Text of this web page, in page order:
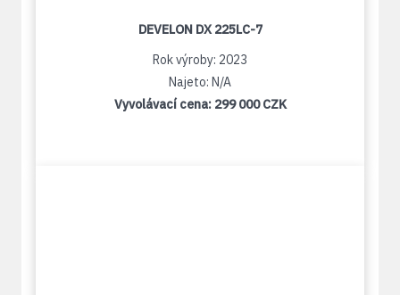
DEVELON DX 225LC-7
Rok výroby: 2023
Najeto: N/A
Vyvolávací cena: 299 000 CZK